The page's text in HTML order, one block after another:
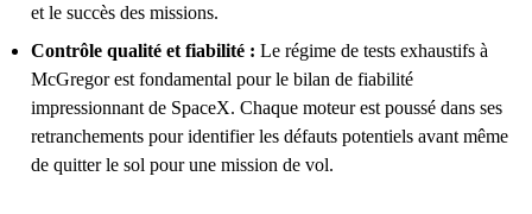
et le succès des missions.
Contrôle qualité et fiabilité : Le régime de tests exhaustifs à
McGregor est fondamental pour le bilan de fiabilité
impressionnant de SpaceX. Chaque moteur est poussé dans ses
retranchements pour identifier les défauts potentiels avant même
de quitter le sol pour une mission de vol.